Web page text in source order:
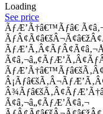
Loading
See price
ÃƒÆ’Ã†â€™Ãƒâ€
Ã¢â‚¬â„¢ÃƒÆ’Ã¢â‚¬